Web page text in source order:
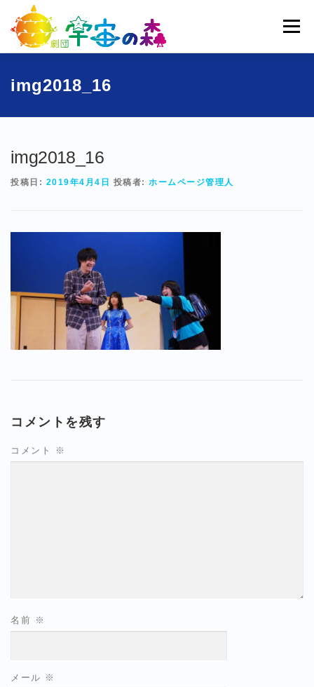
ッ
メニュー
ホーム 宇宙の森とは
img2018_16
img2018_16
投稿日: 2019年4月4日 投稿者: ホームページ管理人
コメントを残す
コメント ※
名前 ※
メール ※